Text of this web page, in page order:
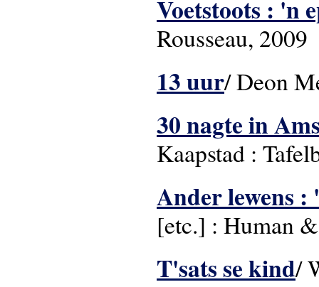
Voetstoots : 'n
Rousseau, 2009
13 uur/ Deon
30 nagte in
Kaapstad :
Ander lewens
[etc.] : Human
T'sats se kind/